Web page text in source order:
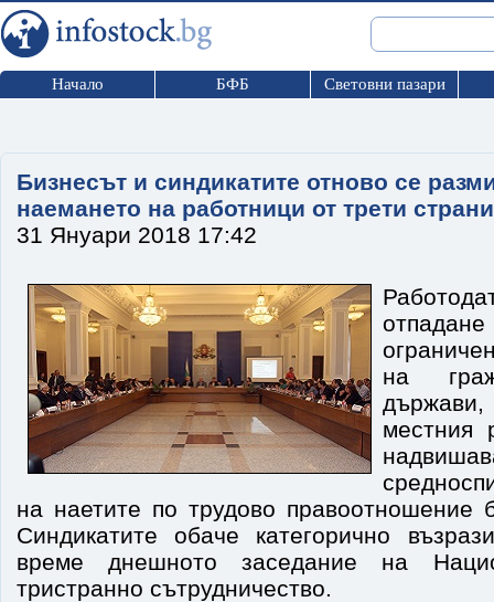
Начало БФБ Световни пазари
Бизнесът и синдикатите отново се
наемането на работници от трети страни
31 Януари 2018 17:42
на
местния
на наетите по трудово правоотношение
Синдикатите обаче категорично
време днешното заседание на
тристранно сътрудничество.